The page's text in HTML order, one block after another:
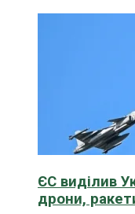
ЄС виділив
дрони,